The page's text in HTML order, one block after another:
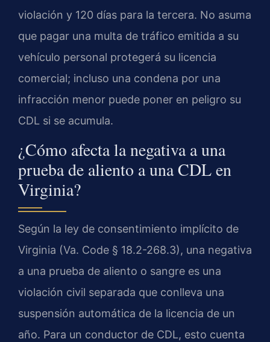
violación y 120 días para la tercera. No asuma
que pagar una multa de tráfico emitida a su
vehículo personal protegerá su licencia
comercial; incluso una condena por una
infracción menor puede poner en peligro su
CDL si se acumula.
¿Cómo afecta la negativa a una
prueba de aliento a una CDL en
Virginia?
Según la ley de consentimiento implícito de
Virginia (Va. Code § 18.2-268.3), una negativa
a una prueba de aliento o sangre es una
violación civil separada que conlleva una
suspensión automática de la licencia de un
año. Para un conductor de CDL, esto cuenta